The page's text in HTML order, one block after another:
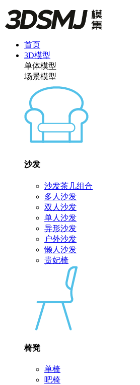
首页
3D模型
单体模型
场景模型
沙发
沙发茶几组合
多人沙发
双人沙发
单人沙发
异形沙发
户外沙发
懒人沙发
贵妃椅
椅凳
单椅
吧椅